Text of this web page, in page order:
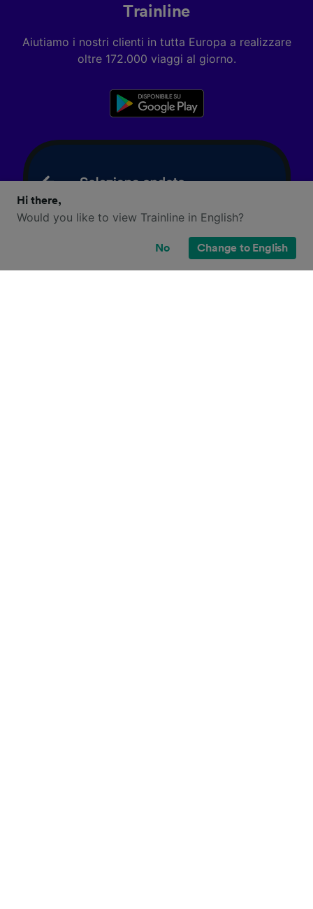
Trainline
Aiutiamo i nostri clienti in tutta Europa a realizzare
oltre 172.000 viaggi al giorno.
Hi there,
Would you like to view Trainline in English?
No Change to English